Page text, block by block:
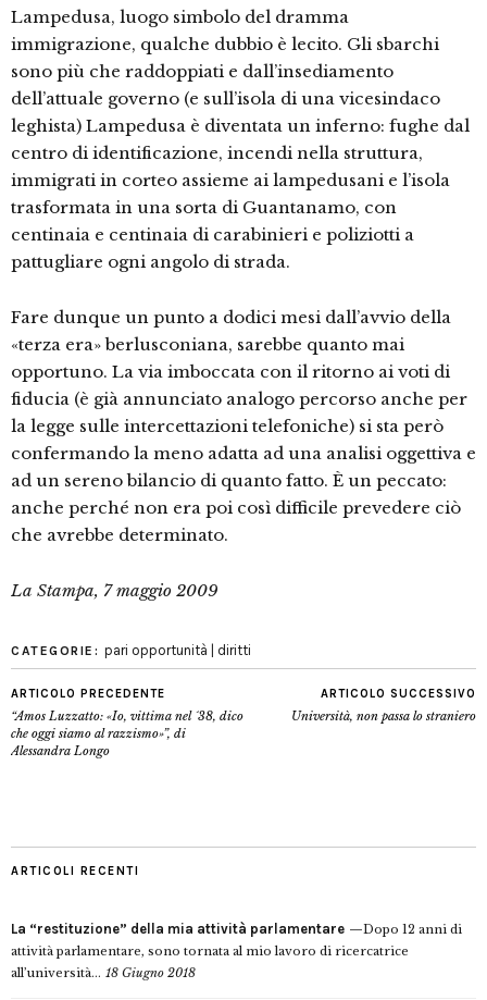
Lampedusa, luogo simbolo del dramma
immigrazione, qualche dubbio è lecito. Gli sbarchi
sono più che raddoppiati e dall’insediamento
dell’attuale governo (e sull’isola di una vicesindaco
leghista) Lampedusa è diventata un inferno: fughe dal
centro di identificazione, incendi nella struttura,
immigrati in corteo assieme ai lampedusani e l’isola
trasformata in una sorta di Guantanamo, con
centinaia e centinaia di carabinieri e poliziotti a
pattugliare ogni angolo di strada.
Fare dunque un punto a dodici mesi dall’avvio della
«terza era» berlusconiana, sarebbe quanto mai
opportuno. La via imboccata con il ritorno ai voti di
fiducia (è già annunciato analogo percorso anche per
la legge sulle intercettazioni telefoniche) si sta però
confermando la meno adatta ad una analisi oggettiva e
ad un sereno bilancio di quanto fatto. È un peccato:
anche perché non era poi così difficile prevedere ciò
che avrebbe determinato.
La Stampa, 7 maggio 2009
CATEGORIE: pari opportunità | diritti
ARTICOLO PRECEDENTE
“Amos Luzzatto: «Io, vittima nel ´38, dico
che oggi siamo al razzismo»”, di
Alessandra Longo
ARTICOLO SUCCESSIVO
Università, non passa lo straniero
ARTICOLI RECENTI
La “restituzione” della mia attività parlamentare
Dopo 12 anni di
attività parlamentare, sono tornata al mio lavoro di ricercatrice
all’università... 18 Giugno 2018